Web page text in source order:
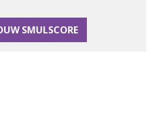
SMULSCORE